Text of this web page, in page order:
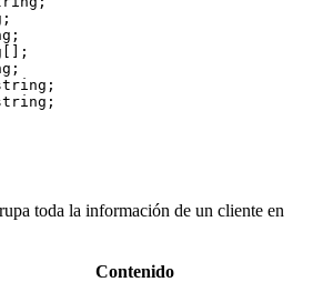
;
;
[];
;
;
;
toda la información de un cliente en
Contenido